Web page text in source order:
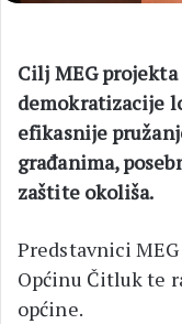
Cilj MEG
demokratizacije
efikasnije
građanima,
zaštite okoliša.
Predstavnici
Općinu Čitluk te
općine.